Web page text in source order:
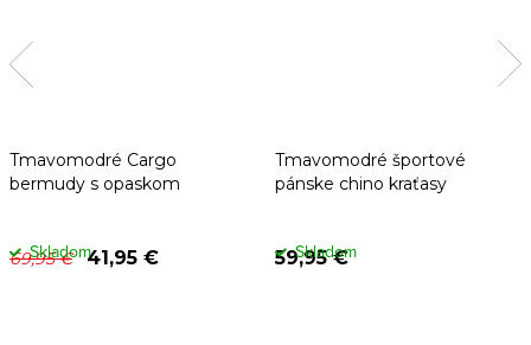
Tmavomodré Cargo
bermudy s opaskom
69,95 € 41,95 €
Skladom
Tmavomodré športové
pánske chino kraťasy
59,95 €
Skladom